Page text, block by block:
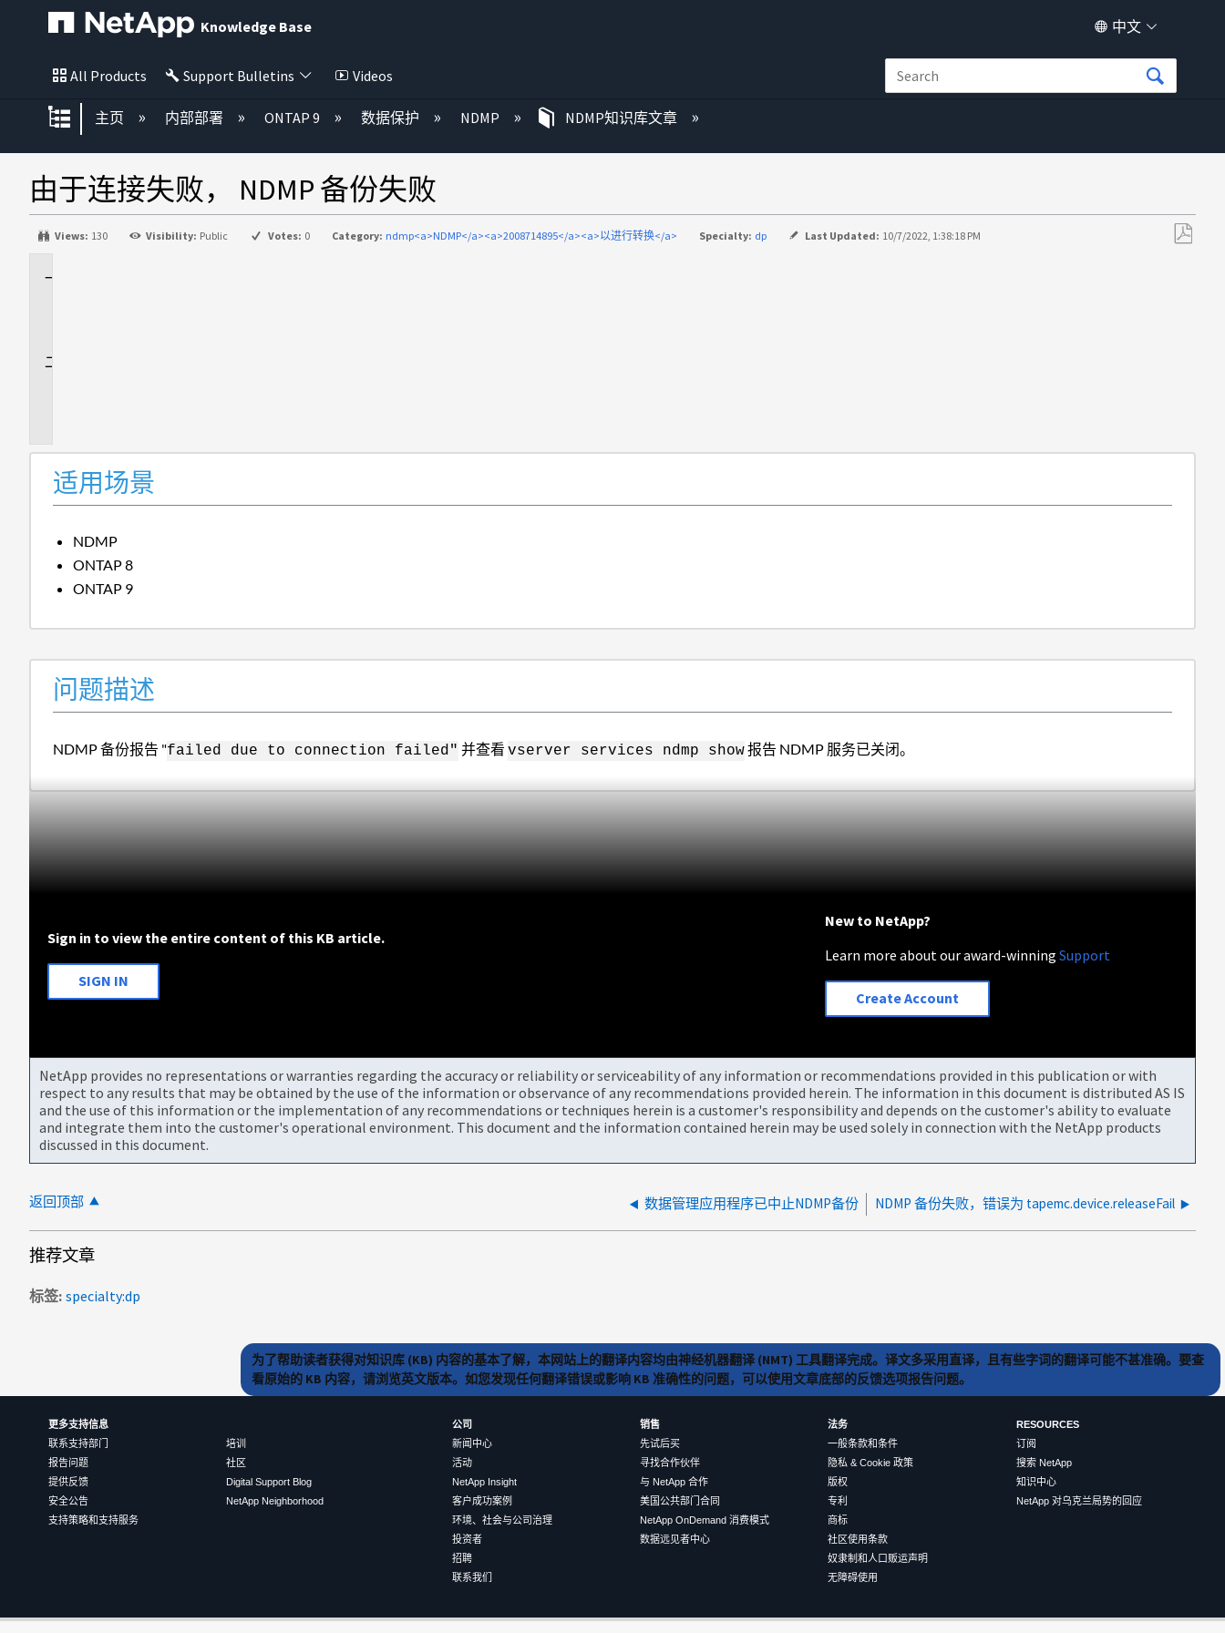
Knowledge Base 中文
All Products Support Bulletins Videos
扩展/隐缩全局层次
主页 内部部署 ONTAP 9 数据保护 NDMP NDMP知识库文章
由于连接失败， NDMP 备份失败
Views: 130 Visibility: Public Votes: 0 Category: ndmp<a>NDMP</a><a>2008714895</a><a>以进行转换</a> Specialty: dp Last Updated: 10/7/2022, 1:38:18 PM
适用场景
NDMP
ONTAP 8
ONTAP 9
问题描述
NDMP 备份报告 "failed due to connection failed" 并查看 vserver services ndmp show报告 NDMP 服务已关闭。
Sign in to view the entire content of this KB article.
SIGN IN
New to NetApp?
Learn more about our award-winningSupport
Create Account
NetApp provides no representations or warranties regarding the accuracy or reliability or serviceability of any information or recommendations provided in this publication or with
respect to any results that may be obtained by the use of the information or observance of any recommendations provided herein. The information in this document is distributed AS IS
and the use of this information or the implementation of any recommendations or techniques herein is a customer's responsibility and depends on the customer's ability to evaluate
and integrate them into the customer's operational environment. This document and the information contained herein may be used solely in connection with the NetApp products
discussed in this document.
返回顶部 数据管理应用程序已中止NDMP备份 NDMP 备份失败，错误为 tapemc.device.releaseFail
推荐文章
标签 specialty:dp
为了帮助读者获得对知识库 (KB) 内容的基本了解，本网站上的翻译内容均由神经机器翻译 (NMT) 工具翻译完成。译文多采用直译，且有些字词的翻译可能不甚准确。要查
看原始的 KB 内容，请浏览英文版本。如您发现任何翻译错误或影响 KB 准确性的问题，可以使用文章底部的反馈选项报告问题。
更多支持信息
联系支持部门
报告问题
提供反馈
安全公告
支持策略和支持服务
培训
社区
Digital Support Blog
NetApp Neighborhood
公司
新闻中心
活动
NetApp Insight
客户成功案例
环境、社会与公司治理
投资者
招聘
联系我们
销售
先试后买
寻找合作伙伴
与 NetApp 合作
美国公共部门合同
NetApp OnDemand 消费模式
数据远见者中心
法务
一般条款和条件
隐私 & Cookie 政策
版权
专利
商标
社区使用条款
奴隶制和人口贩运声明
无障碍使用
RESOURCES
订阅
搜索 NetApp
知识中心
NetApp 对乌克兰局势的回应